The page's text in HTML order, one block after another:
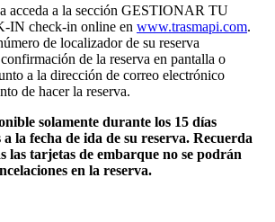
acceda a la sección GESTIONAR TU
IN check-in online en www.trasmapi.com.
de localizador de su reserva
de la reserva en pantalla o
a la dirección de correo electrónico
de hacer la reserva.
solamente durante los 15 días
la fecha de ida de su reserva. Recuerda
las tarjetas de embarque no se podrán
en la reserva.